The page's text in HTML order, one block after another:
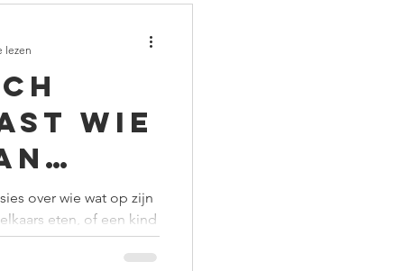
wie
over wie wat op zijn
eten, of een kind
lezen